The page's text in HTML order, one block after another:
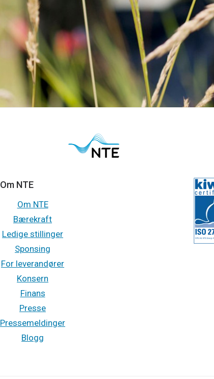
Om NTE
Om NTE
Bærekraft
Ledige stillinger
Sponsing
For leverandører
Konsern
Finans
Presse
Pressemeldinger
Blogg